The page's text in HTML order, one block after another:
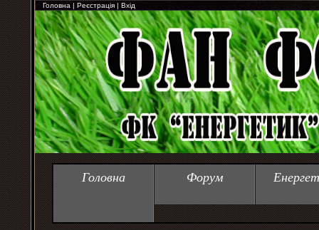
Головна | Реєстрація | Вхід
Головна Форум